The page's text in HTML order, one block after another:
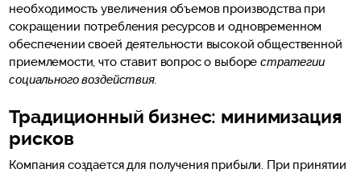
необходимость увеличения объемов производства при
сокращении потребления ресурсов и одновременном
обеспечении своей деятельности высокой общественной
приемлемости, что ставит вопрос о выборестратегии
социального воздействия.
Традиционный бизнес: минимизация
рисков
Компания создается для получения прибыли. При принятии